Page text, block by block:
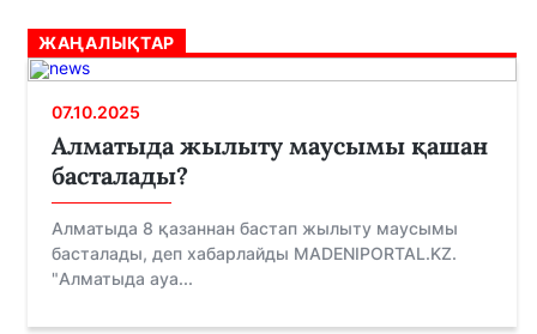
ЖАҢАЛЫҚТАР
07.10.2025
Алматыда жылыту маусымы қашан
басталады?
Алматыда 8 қазаннан бастап жылыту маусымы
басталады, деп хабарлайды MADENIPORTAL.KZ.
"Алматыда ауа...